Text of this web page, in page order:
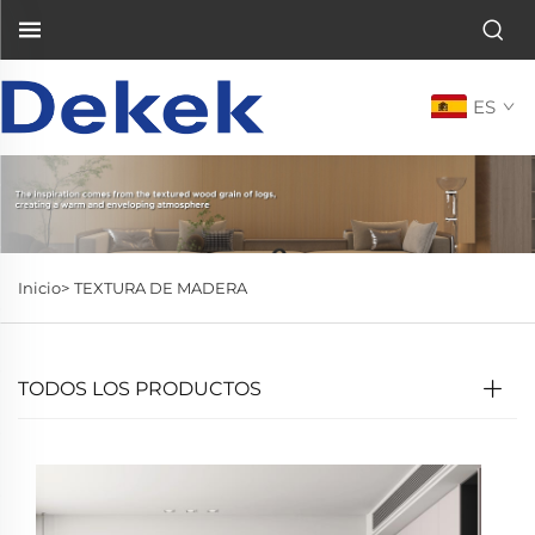
ES
Inicio> TEXTURA DE MADERA
TODOS LOS PRODUCTOS